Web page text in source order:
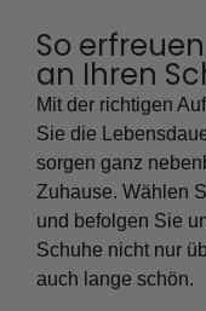
So
an Ihren
Mit der richtigen
Sie die
sorgen ganz
Zuhause. Wählen
und befolgen Sie
Schuhe nicht nur
auch lange schön.